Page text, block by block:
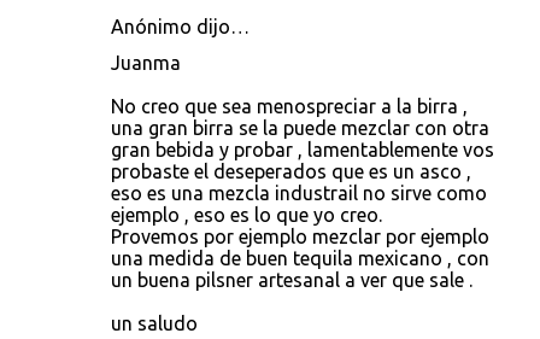
Anónimo dijo…
Juanma
No creo que sea menospreciar a la birra ,
una gran birra se la puede mezclar con otra
gran bebida y probar , lamentablemente vos
probaste el deseperados que es un asco ,
eso es una mezcla industrail no sirve como
ejemplo , eso es lo que yo creo.
Provemos por ejemplo mezclar por ejemplo
una medida de buen tequila mexicano , con
un buena pilsner artesanal a ver que sale .
un saludo